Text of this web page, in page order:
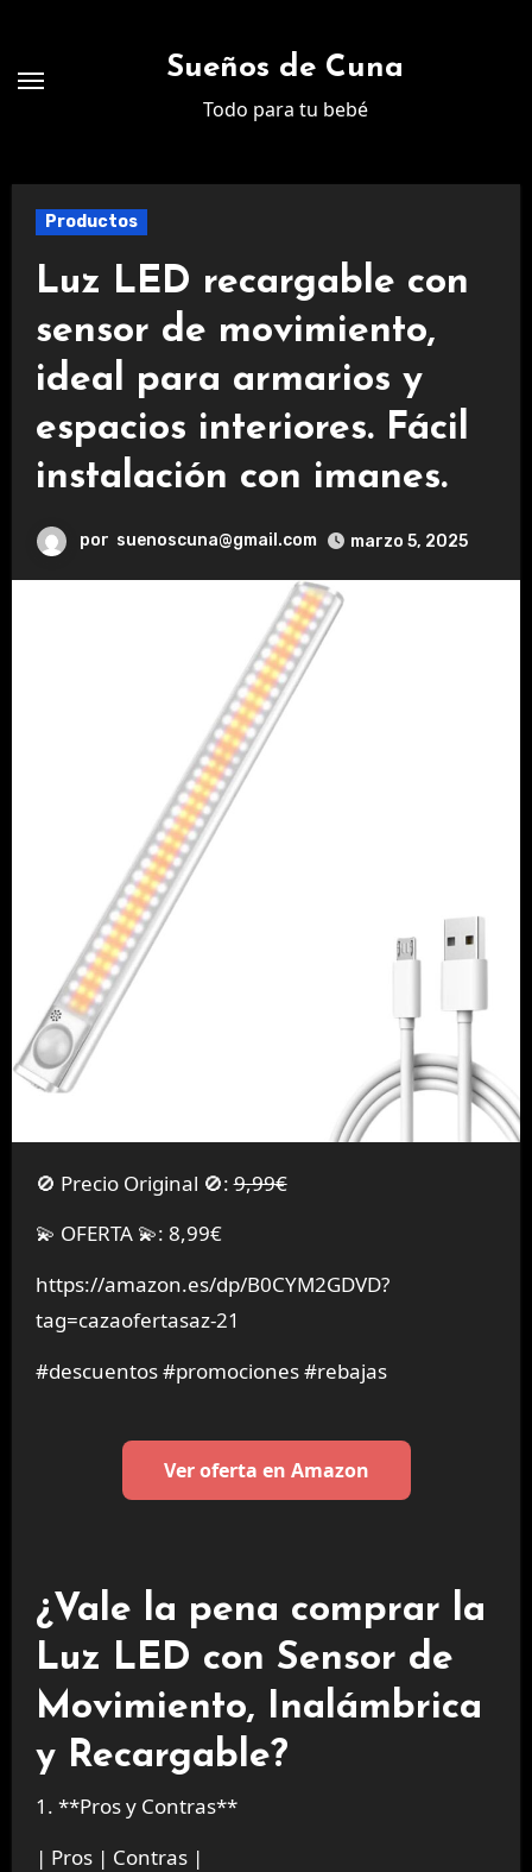
contenido
Sueños de Cuna
Todo para tu bebé
Productos
Luz LED recargable con
sensor de movimiento,
ideal para armarios y
espacios interiores. Fácil
instalación con imanes.
por suenoscuna@gmail.com marzo 5, 2025
🚫 Precio Original 🚫:9,99€
💫 OFERTA 💫: 8,99€
https://amazon.es/dp/B0CYM2GDVD?
tag=cazaofertasaz-21
#descuentos #promociones #rebajas
Ver oferta en Amazon
¿Vale la pena comprar la
Luz LED con Sensor de
Movimiento, Inalámbrica
y Recargable?
1. **Pros y Contras**
| Pros | Contras |